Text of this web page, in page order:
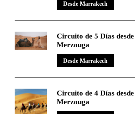
Desde Marrakech
Circuito de 5 Días
Merzouga
Desde Marrakech
Circuito de 4 Días
Merzouga